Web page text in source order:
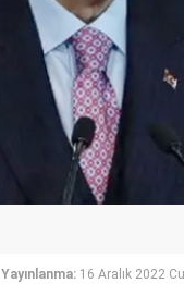
Yayınlanma: 16 Aralık 2022